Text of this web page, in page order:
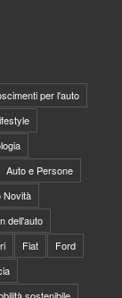
per l'auto
Auto e Persone
Novità
dell'auto
Fiat
Ford